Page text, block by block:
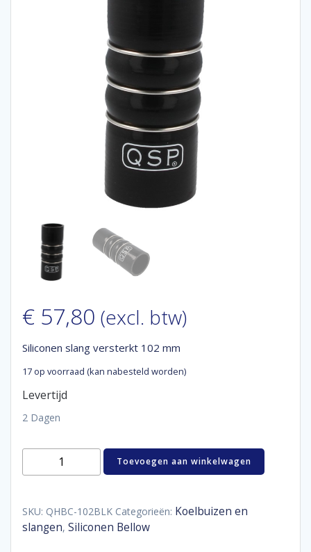
€ 57,80 (excl. btw)
Siliconen slang versterkt 102 mm
17 op voorraad (kan nabesteld worden)
Levertijd
2 Dagen
Siliconen
mm
aantal
Toevoegen aan winkelwagen
SKU: QHBC-102BLK Categorieën: Koelbuizen en
slangen, Siliconen Bellow